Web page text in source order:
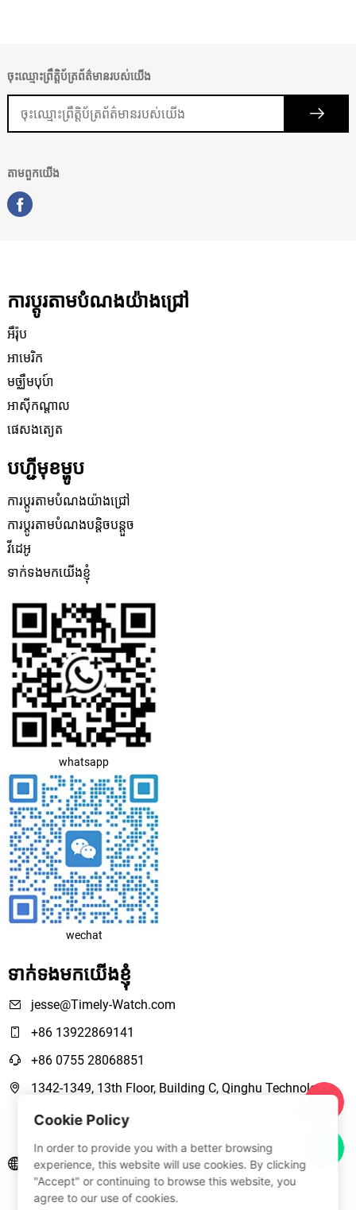
ចុះឈ្មោះព្រឹត្តិប័ត្រព័ត៌មានរបស់យើង
តាមពួកយើង
ការប្តូរតាមបំណងយ៉ាងជ្រៅ
អឹរ៉ុប
អាមេរិក
មច្ឈឹមបុប៍ា
អាស៊ីកណ្តាល
ផេសងត្យេត
បហ្ជីមុខម្ហូប
ការប្តូរតាមបំណងយ៉ាងជ្រៅ
ការប្តូរតាមបំណងបន្តិចបន្តួច
វីដេអូ
ទាក់ទងមកយើងខ្ញុំ
whatsapp
wechat
ទាក់ទងមកយើងខ្ញុំ
jesse@Timely-Watch.com
+86 13922869141
+86 0755 28068851
1342-1349, 13th Floor, Building C, Qinghu Technology
Park, Qingxiang Road,Longhua New District Shenzhen,
www.Timely-Watch.com
Cookie Policy
In order to provide you with a better browsing
experience, this website will use cookies. By clicking
"Accept" or continuing to browse this website, you
agree to our use of cookies.